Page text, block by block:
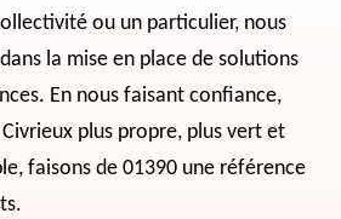
ou un particulier, nous
la mise en place de solutions
En nous faisant confiance,
plus propre, plus vert et
faisons de 01390 une référence